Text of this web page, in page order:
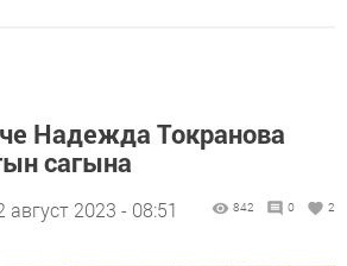
Надежда Токранова
сагына
август 2023 - 08:51 842 0 2